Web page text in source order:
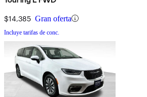
$14,385 Gran oferta
Incluye tarifas de conc.